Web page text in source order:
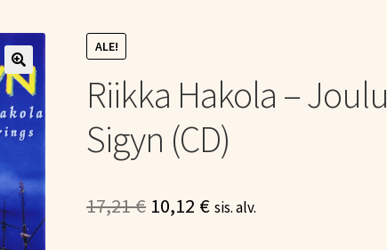
ALE!
Riikka Hakola – Joulu
Sigyn (CD)
17,21€ Alkuperäinen
10,12 €Nykyinen
sis. alv.